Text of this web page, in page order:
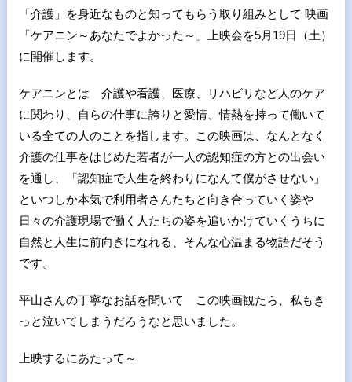
「介護」を身近なものと知ってもらう取り組みとして 映画
「ケアニン～あなたでよかった～」上映会を5月19日（土）
に開催します。
ケアニンとは 介護や看護、医療、リハビリなど人のケア
に関わり、自らの仕事に誇りと愛情、情熱を持って働いて
いる全ての人のことを指します。この映画は、なんとなく
介護の仕事をはじめた若者が一人の認知症の方との出会い
を通し、「認知症で人生を終わりになんて僕がさせない」
といつしか本気で利用者さんたちと向き合っていく姿や
日々の介護現場で働く人たちの姿を追いかけていくうちに
自然と人生に前向きになれる、そんな心温まる物語だそう
です。
平山さんの丁寧なお話を聞いて この映画観たら、私もき
っと泣いてしまうだろうなと思いました。
上映するにあたって～